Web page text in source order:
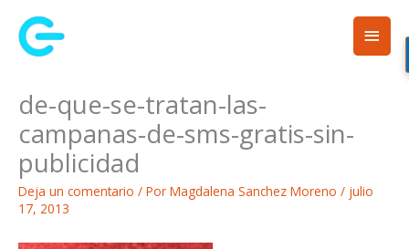
contenido
de-que-se-tratan-las-
campanas-de-sms-gratis-sin-
publicidad
Deja un comentario / Por Magdalena Sanchez Moreno / julio
17, 2013